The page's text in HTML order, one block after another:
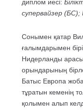
диплом иесі:
супервайзер (БС);
Сонымен қатар
ғалымдарымен
Нидерланды
орындарының
Батыс Европа
тұратын кеменің
қолымен алып